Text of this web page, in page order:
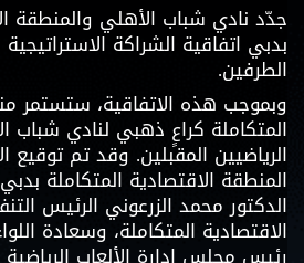
جدّد نادي شباب الأهلي والمنطقة
بدبي اتفاقية الشراكة
الطرفين.
وبموجب هذه الاتفاقية، ستستمر
المتكاملة كراعٍ ذهبي لنادي شباب
الرياضيين المقبلين. وقد تم توقيع
المنطقة الاقتصادية المتكاملة
الدكتور محمد الزرعوني الرئيس
الاقتصادية المتكاملة، وسعادة